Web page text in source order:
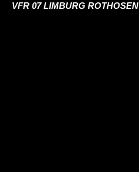
VFR 07 LIMBURG ROTHOSEN